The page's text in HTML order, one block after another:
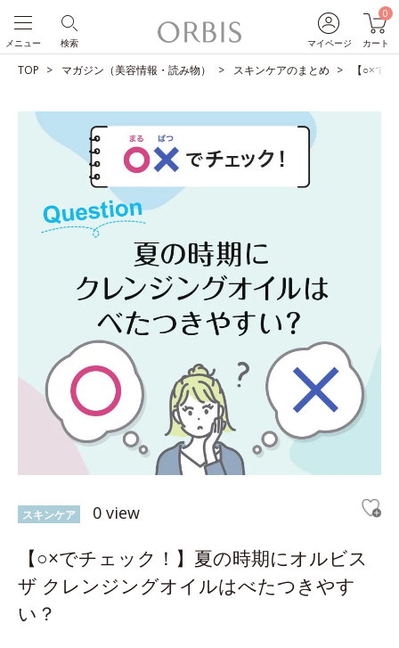
マイページ
0
カート
検索
メニュー
TOP マガジン（美容情報・読み物） スキンケアのまとめ 【○×で
スキンケア 0 view
【○×でチェック！】夏の時期にオルビス
ザ クレンジングオイルはべたつきやす
い？